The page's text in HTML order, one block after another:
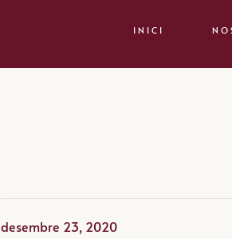
INICI
desembre 23, 2020